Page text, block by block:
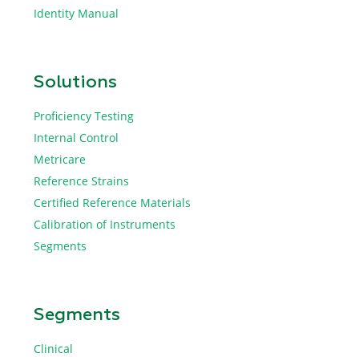
Identity Manual
Solutions
Proficiency Testing
Internal Control
Metricare
Reference Strains
Certified Reference Materials
Calibration of Instruments
Segments
Segments
Clinical